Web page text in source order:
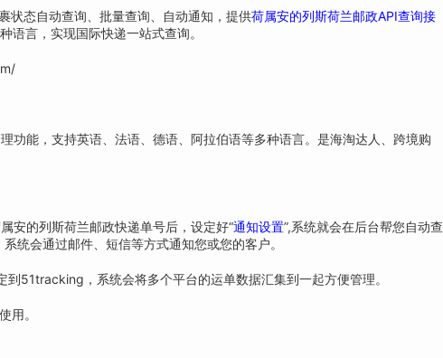
状态自动查询、批量查询、自动通知，提供荷属安的列斯荷兰邮政API查询接
言，实现国际快递一站式查询。
能，支持英语、法语、德语、阿拉伯语等多种语言。是海淘达人、跨境购
安的列斯荷兰邮政快递单号后，设定好“通知设置”,系统就会在后台帮您自动查
统会通过邮件、短信等方式通知您或您的客户。
，系统会将多个平台的运单数据汇集到一起方便管理。
用。